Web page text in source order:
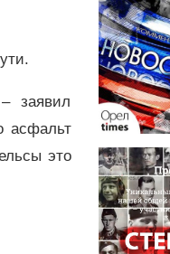
заявил
асфальт
это